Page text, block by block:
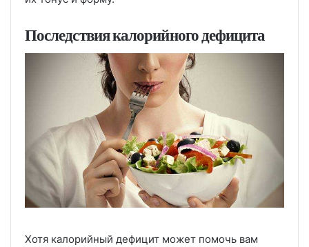
Последствия калорийного дефицита
Хотя калорийный дефицит может помочь вам